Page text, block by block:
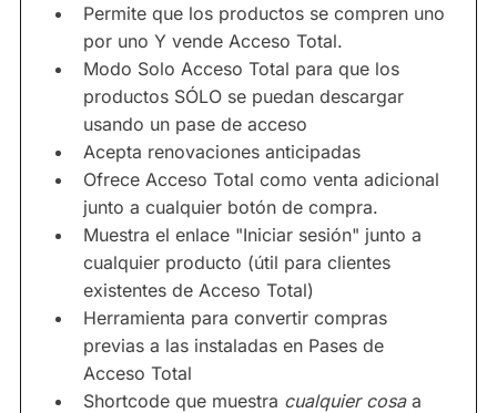
Permite que los productos se compren uno
por uno Y vende Acceso Total.
Modo Solo Acceso Total para que los
productos SÓLO se puedan descargar
usando un pase de acceso
Acepta renovaciones anticipadas
Ofrece Acceso Total como venta adicional
junto a cualquier botón de compra.
Muestra el enlace "Iniciar sesión" junto a
cualquier producto (útil para clientes
existentes de Acceso Total)
Herramienta para convertir compras
previas a las instaladas en Pases de
Acceso Total
Shortcode que muestra cualquier cosaa